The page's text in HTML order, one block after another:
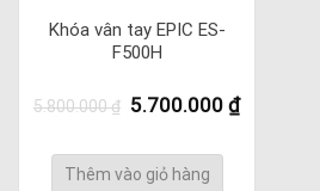
Khóa vân tay EPIC ES-
F500H
5.800.000₫ Giá
5.800.000 ₫.
5.700.000₫Giá
hiện
Thêm vào giỏ hàng